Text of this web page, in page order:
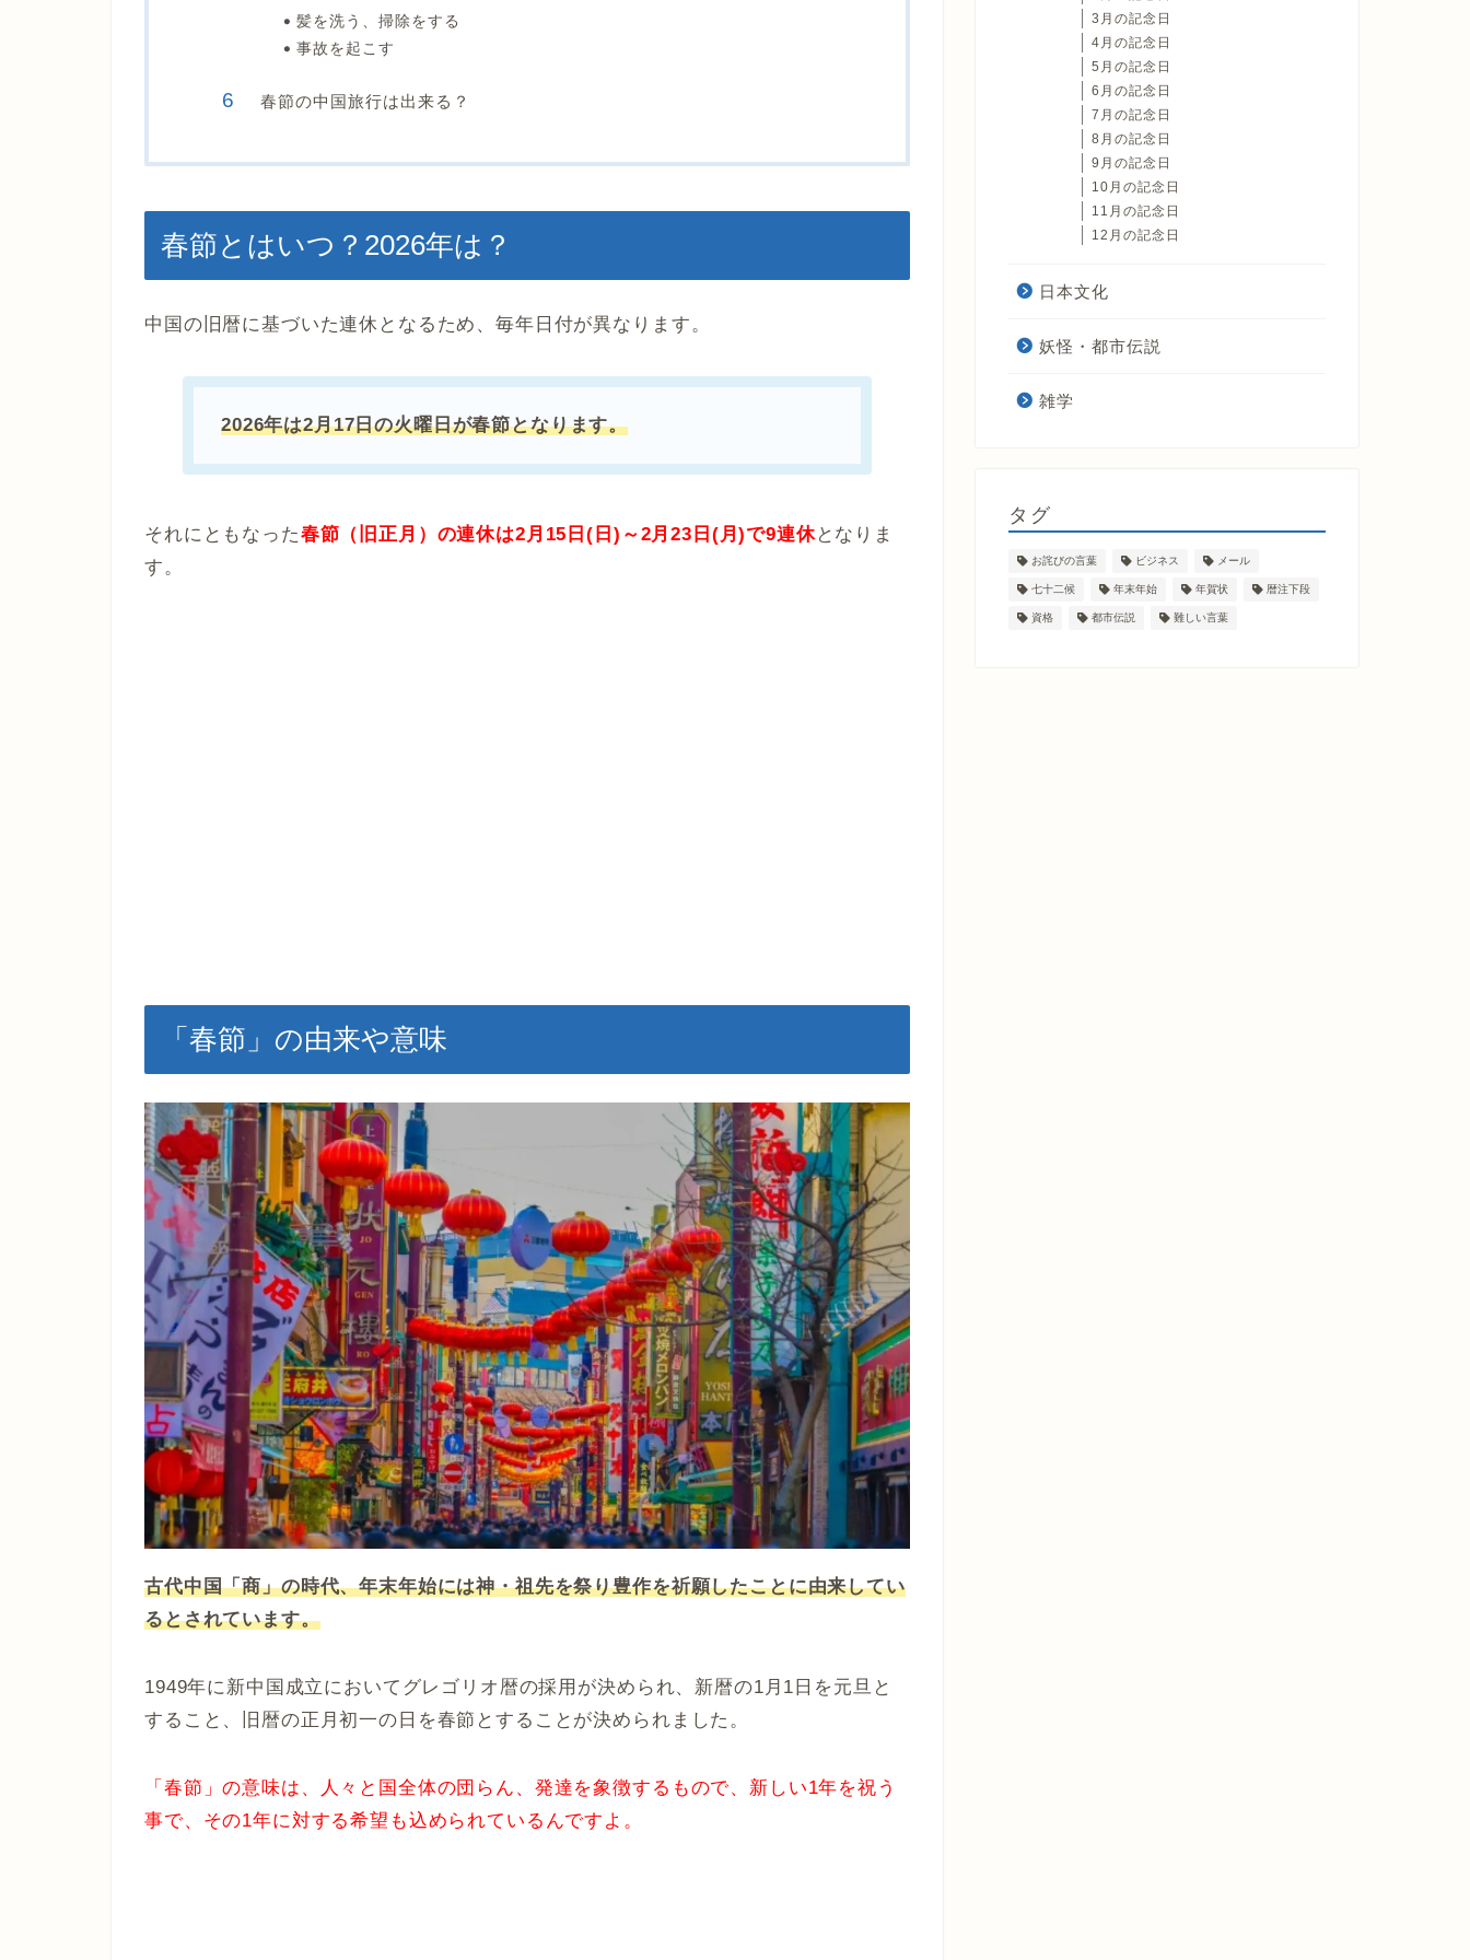
髪を洗う、掃除をする
事故を起こす
春節の中国旅行は出来る？
春節とはいつ？2026年は？
中国の旧暦に基づいた連休となるため、毎年日付が異なります。
2026年は2月17日の火曜日が春節となります。
それにともなった春節（旧正月）の連休は2月15日(日)～2月23日(月)で9連休となりま
す。
「春節」の由来や意味
古代中国「商」の時代、年末年始には神・祖先を祭り豊作を祈願したことに由来してい
るとされています。
1949年に新中国成立においてグレゴリオ暦の採用が決められ、新暦の1月1日を元旦と
すること、旧暦の正月初一の日を春節とすることが決められました。
「春節」の意味は、人々と国全体の団らん、発達を象徴するもので、新しい1年を祝う
事で、その1年に対する希望も込められているんですよ。
3月の記念日
4月の記念日
5月の記念日
6月の記念日
7月の記念日
8月の記念日
9月の記念日
10月の記念日
11月の記念日
12月の記念日
日本文化
妖怪・都市伝説
雑学
タグ
お詫びの言葉 ビジネス メール
七十二候 年末年始 年賀状 暦注下段
資格 都市伝説 難しい言葉